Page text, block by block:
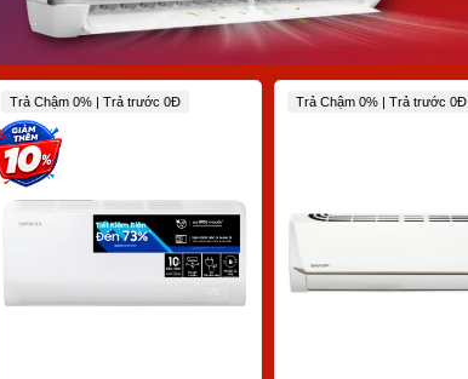
Trả Chậm 0% | Trả trước 0Đ Trả Chậm 0% | Trả trước 0Đ